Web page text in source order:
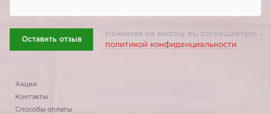
Оставить отзыв
Нажимая на кнопку вы соглашаетесь с
политикой конфиденциальности
Акции
Контакты
Способы оплаты